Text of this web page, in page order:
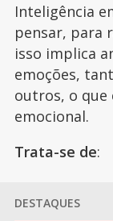
Inteligência
pensar, para
isso implica
emoções,
outros, o que
emocional.
Trata-se de:
DESTAQUES